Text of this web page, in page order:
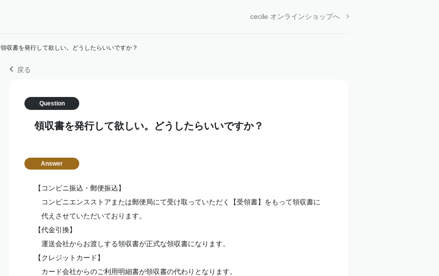
cecile オンラインショップへ
領収書を発行して欲しい。どうしたらいいですか？
戻る
領収書を発行して欲しい。どうしたらいいですか？
【コンビニ振込・郵便振込】
コンビニエンスストアまたは郵便局にて受け取っていただく【受領書】をもって領収書に
代えさせていただいております。
【代金引換】
運送会社からお渡しする領収書が正式な領収書になります。
【クレジットカード】
カード会社からのご利用明細書が領収書の代わりとなります。